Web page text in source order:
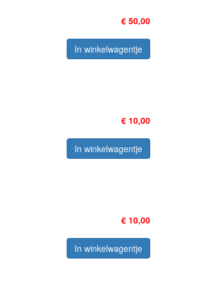
€ 50,00
In winkelwagentje
€ 10,00
In winkelwagentje
€ 10,00
In winkelwagentje